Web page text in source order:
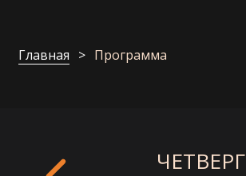
Главная Программа
ЧЕТВЕРГ